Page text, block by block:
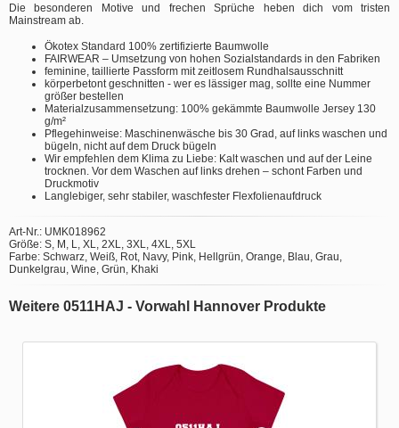
Die besonderen Motive und frechen Sprüche heben dich vom tristen
Mainstream ab.
Ökotex Standard 100% zertifizierte Baumwolle
FAIRWEAR – Umsetzung von hohen Sozialstandards in den Fabriken
feminine, taillierte Passform mit zeitlosem Rundhalsausschnitt
körperbetont geschnitten - wer es lässiger mag, sollte eine Nummer
größer bestellen
Materialzusammensetzung: 100% gekämmte Baumwolle Jersey 130
g/m²
Pflegehinweise: Maschinenwäsche bis 30 Grad, auf links waschen und
bügeln, nicht auf dem Druck bügeln
Wir empfehlen dem Klima zu Liebe: Kalt waschen und auf der Leine
trocknen. Vor dem Waschen auf links drehen – schont Farben und
Druckmotiv
Langlebiger, sehr stabiler, waschfester Flexfolienaufdruck
Art-Nr.: UMK018962
Größe: S, M, L, XL, 2XL, 3XL, 4XL, 5XL
Farbe: Schwarz, Weiß, Rot, Navy, Pink, Hellgrün, Orange, Blau, Grau,
Dunkelgrau, Wine, Grün, Khaki
Weitere 0511HAJ - Vorwahl Hannover Produkte